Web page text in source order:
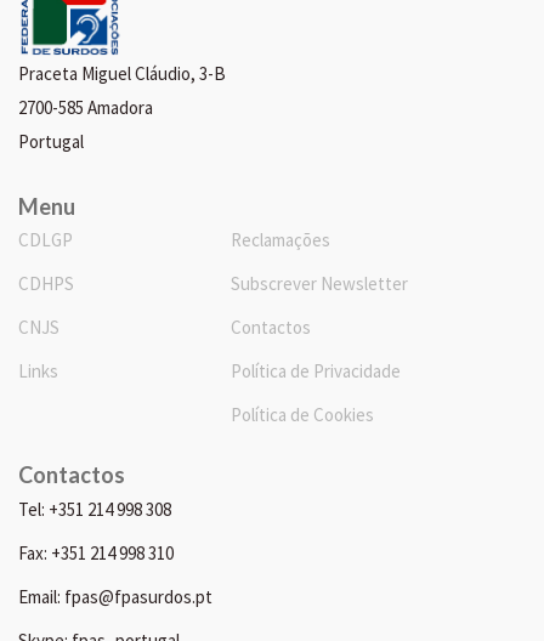
Praceta Miguel Cláudio, 3-B
2700-585 Amadora
Portugal
Menu
CDLGP
CDHPS
CNJS
Links
Reclamações
Subscrever Newsletter
Contactos
Política de Privacidade
Política de Cookies
Contactos
Tel: +351 214 998 308
Fax: +351 214 998 310
Email: fpas@fpasurdos.pt